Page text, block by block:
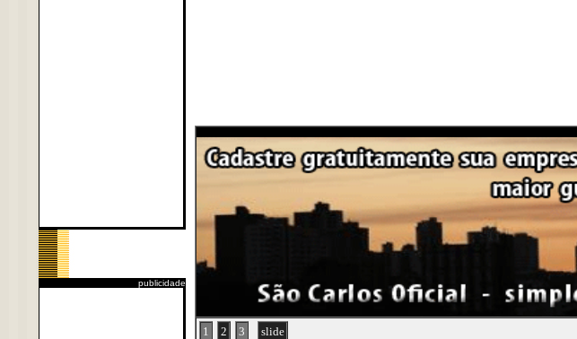
publicidade
1 2 3 slide